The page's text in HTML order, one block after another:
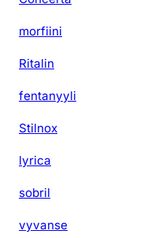
morfiini
Ritalin
fentanyyli
Stilnox
lyrica
sobril
vyvanse